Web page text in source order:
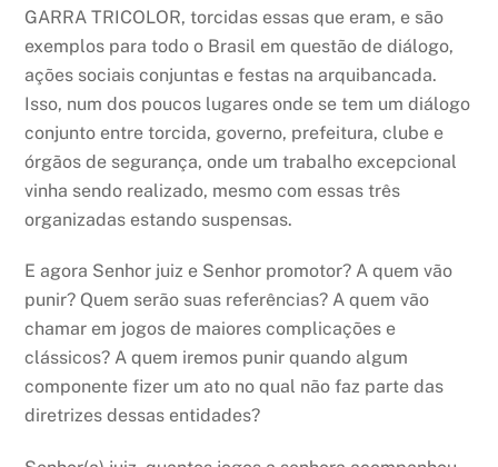
GARRA TRICOLOR, torcidas essas que eram, e são
exemplos para todo o Brasil em questão de diálogo,
ações sociais conjuntas e festas na arquibancada.
Isso, num dos poucos lugares onde se tem um diálogo
conjunto entre torcida, governo, prefeitura, clube e
órgãos de segurança, onde um trabalho excepcional
vinha sendo realizado, mesmo com essas três
organizadas estando suspensas.
E agora Senhor juiz e Senhor promotor? A quem vão
punir? Quem serão suas referências? A quem vão
chamar em jogos de maiores complicações e
clássicos? A quem iremos punir quando algum
componente fizer um ato no qual não faz parte das
diretrizes dessas entidades?